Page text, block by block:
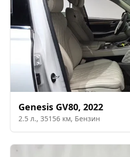
Genesis GV80, 2022
2.5 л., 35156 км, Бензин